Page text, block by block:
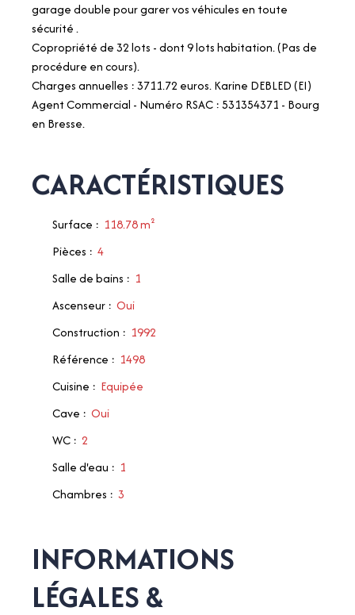
garage double pour garer vos véhicules en toute
sécurité .
Copropriété de 32 lots - dont 9 lots habitation. (Pas de
procédure en cours).
Charges annuelles : 3711.72 euros. Karine DEBLED (EI)
Agent Commercial - Numéro RSAC : 531354371 - Bourg
en Bresse.
CARACTÉRISTIQUES
Surface : 118.78m²
Pièces : 4
Salle de bains : 1
Ascenseur: Oui
Construction : 1992
Référence : 1498
Cuisine : Equipée
Cave : Oui
WC: 2
Salle d'eau : 1
Chambres : 3
INFORMATIONS
LÉGALES &